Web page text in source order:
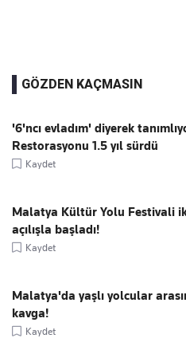
GÖZDEN KAÇMASIN
'6'ncı evladım' diyerek
Restorasyonu 1.5 yıl sürdü
Kaydet
Malatya Kültür Yolu Festivali
açılışla başladı!
Kaydet
Malatya'da yaşlı yolcular
kavga!
Kaydet